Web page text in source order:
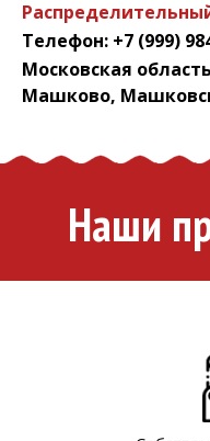
Телефон: +7 (999)
Московская
Машково,
Наши